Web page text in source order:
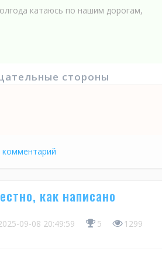
катаюсь по нашим дорогам,
стороны
как написано
09-08 20:49:59 5 1299